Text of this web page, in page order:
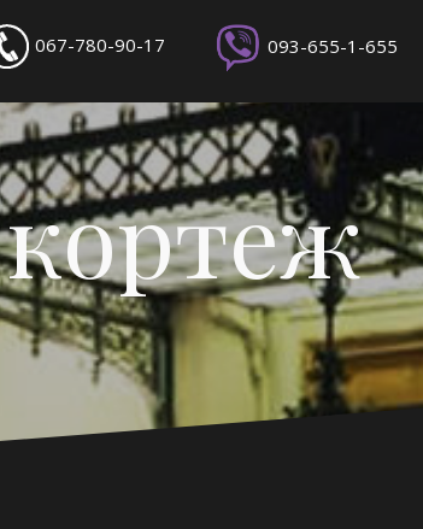
067-780-90-17 093-655-1-655